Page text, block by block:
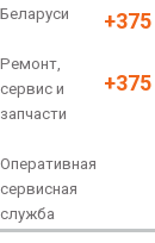
Беларуси
Ремонт,
сервис и
запчасти
Оперативная
сервисная
служба